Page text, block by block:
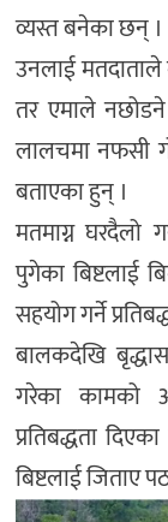
व्यस्त बनेका छन् ।
उनलाई मतदाताले
तर एमाले
लालचमा नफसी
बताएका हुन् ।
मतमाग्न घरदैलो
पुगेका बिष्टलाई
सहयोग गर्ने
बालकदेखि
गरेका कामको
प्रतिबद्धता
बिष्टलाई जिताए